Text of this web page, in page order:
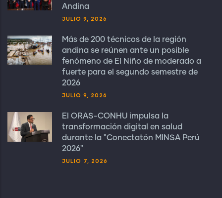
Andina
JULIO 9, 2026
Más de 200 técnicos de la región
andina se reúnen ante un posible
fenómeno de El Niño de moderado a
fuerte para el segundo semestre de
2026
JULIO 9, 2026
El ORAS-CONHU impulsa la
transformación digital en salud
durante la "Conectatón MINSA Perú
2026"
JULIO 7, 2026